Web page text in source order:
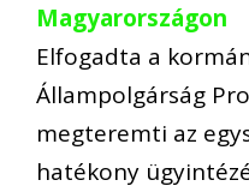
Magyarországon
Elfogadta a
Állampolgárság
megteremti az
hatékony